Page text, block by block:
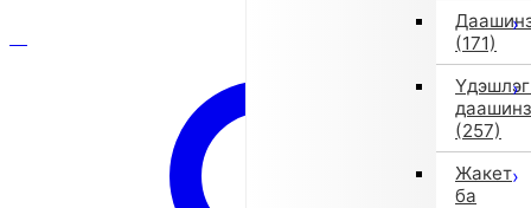
(171)
даашинз
(257)
Жакет
ба